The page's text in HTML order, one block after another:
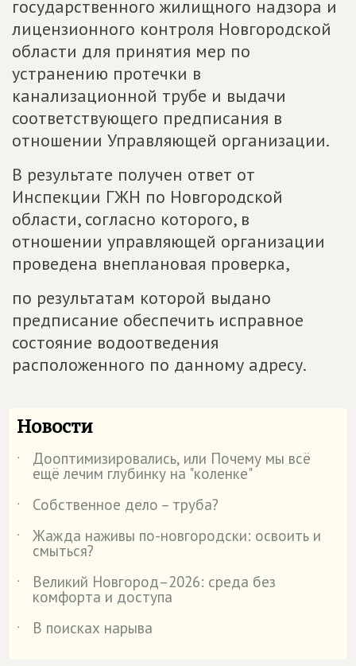
государственного жилищного надзора и
лицензионного контроля Новгородской
области для принятия мер по
устранению протечки в
канализационной трубе и выдачи
соответствующего предписания в
отношении Управляющей организации.
В результате получен ответ от
Инспекции ГЖН по Новгородской
области, согласно которого, в
отношении управляющей организации
проведена внеплановая проверка,
по результатам которой выдано
предписание обеспечить исправное
состояние водоотведения
расположенного по данному адресу.
Новости
˙ Дооптимизировались, или Почему мы всё
ещё лечим глубинку на "коленке"
˙
Собственное дело – труба?
˙
Жажда наживы по-новгородски: освоить и
смыться?
˙
Великий Новгород–2026: среда без
комфорта и доступа
˙
В поисках нарыва